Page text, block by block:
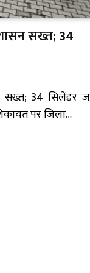
सख्त; 34
सख्त; 34 सिलेंडर
पर जिला…